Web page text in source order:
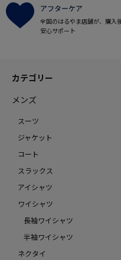
アフターケア
全国のはるやま店舗が、購入
安心サポート
カテゴリー
メンズ
スーツ
ジャケット
コート
スラックス
アイシャツ
ワイシャツ
長袖ワイシャツ
半袖ワイシャツ
ネクタイ